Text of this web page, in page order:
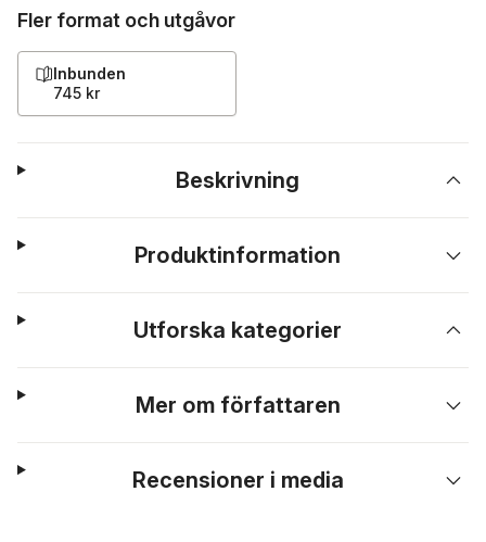
Fler format och utgåvor
Inbunden
745 kr
Beskrivning
Produktinformation
Utforska kategorier
Mer om författaren
Recensioner i media